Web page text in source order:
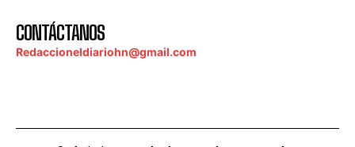
CONTÁCTANOS
Redaccioneldiariohn@gmail.com